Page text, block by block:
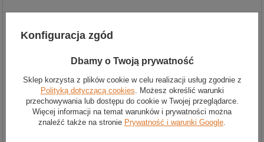
Gałka Sparco PIUMA
Konfiguracja zgód
Dbamy o Twoją prywatność
Sklep korzysta z plików cookie w celu realizacji usług zgodnie z
Polityką dotyczącą cookies . Możesz określić warunki
przechowywania lub dostępu do cookie w Twojej przeglądarce.
Więcej informacji na temat warunków i prywatności można
znaleźć także na stronie Prywatność i warunki Google